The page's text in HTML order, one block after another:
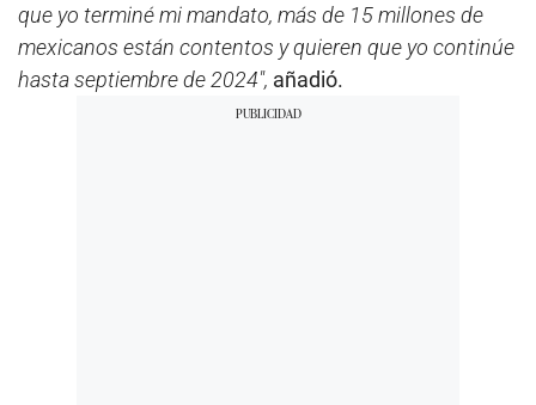
que yo terminé mi mandato, más de 15 millones de
mexicanos están contentos y quieren que yo continúe
hasta septiembre de 2024″, añadió.